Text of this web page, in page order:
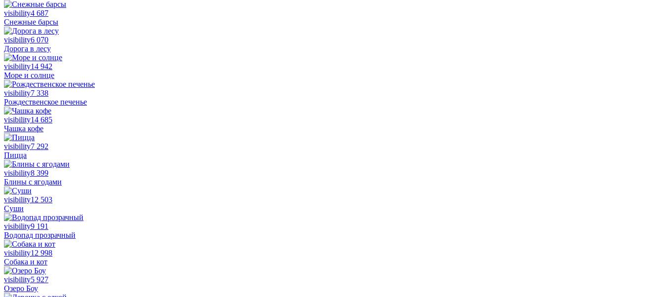
visibility4 687
Снежные барсы
visibility6 070
Дорога в лесу
visibility14 942
Море и солнце
visibility7 338
Рождественское печенье
visibility14 685
Чашка кофе
visibility7 292
Пицца
visibility8 399
Блины с ягодами
visibility12 503
Суши
visibility9 191
Водопад прозрачный
visibility12 998
Собака и кот
visibility5 927
Озеро Боу